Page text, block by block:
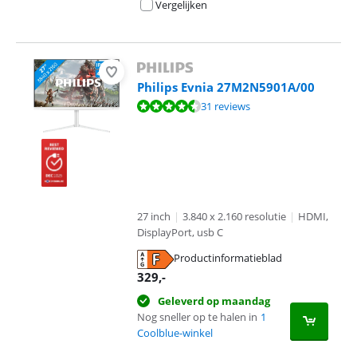
Vergelijken
Philips Evnia 27M2N5901A/00
Beoordeling is 8,8 van de 10, gebaseerd op 31 reviews.
31 reviews
27 inch | 3.840 x 2.160 resolutie | HDMI,
DisplayPort, usb C
Productinformatieblad
329,-
Geleverd op maandag
Nog sneller op te halen in 1
Coolblue-winkel